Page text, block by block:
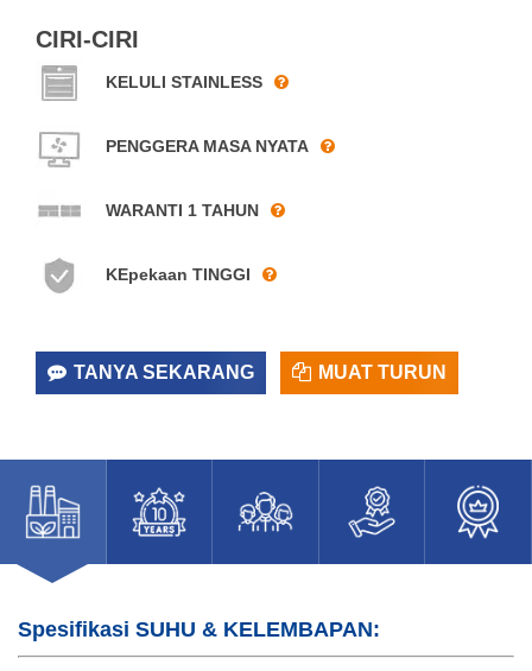
CIRI-CIRI
KELULI STAINLESS
PENGGERA MASA NYATA
WARANTI 1 TAHUN
KEpekaan TINGGI
TANYA SEKARANG MUAT TURUN
Spesifikasi SUHU & KELEMBAPAN: